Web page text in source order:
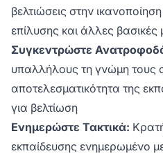
βελτιώσεις στην
επίλυσης και άλλες βασικές
Συγκεντρώστε
υπαλλήλους τη γνώμη τους
αποτελεσματικότητα της
για βελτίωση
Ενημερώστε Τακτικά:
εκπαίδευσης ενημερωμένο